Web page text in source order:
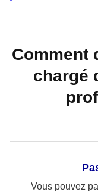
Comment
chargé
Vous pouvez